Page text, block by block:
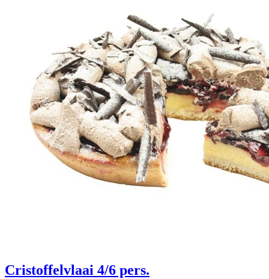
Cristoffelvlaai 4/6 pers.